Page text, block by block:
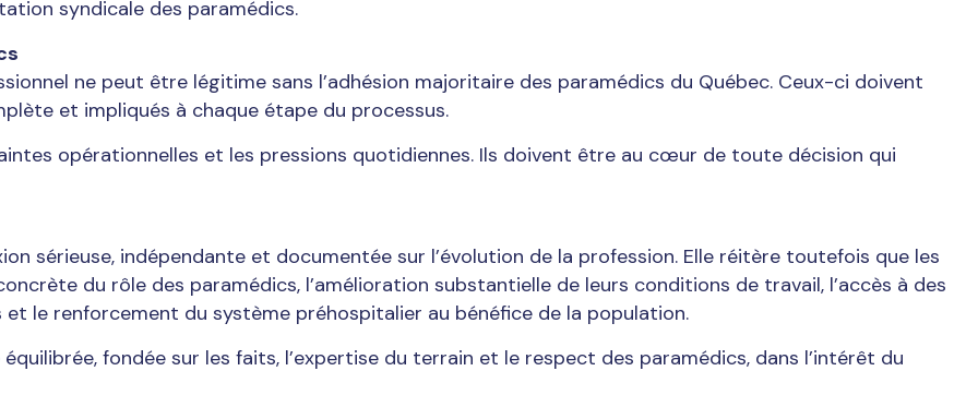
syndicale des paramédics.
ne peut être légitime sans l’adhésion majoritaire des paramédics du Québec. Ceux-ci doivent
et impliqués à chaque étape du processus.
opérationnelles et les pressions quotidiennes. Ils doivent être au cœur de toute décision qui
sérieuse, indépendante et documentée sur l’évolution de la profession. Elle réitère toutefois que les
du rôle des paramédics, l’amélioration substantielle de leurs conditions de travail, l’accès à des
le renforcement du système préhospitalier au bénéfice de la population.
fondée sur les faits, l’expertise du terrain et le respect des paramédics, dans l’intérêt du